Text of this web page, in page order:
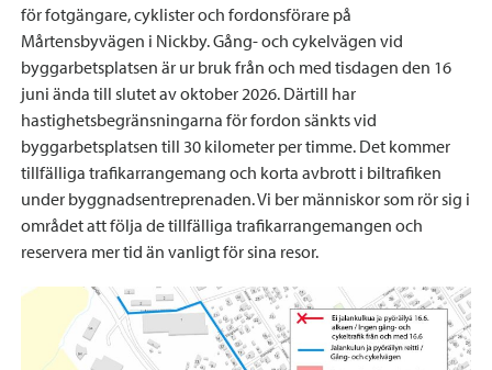
för fotgängare, cyklister och fordonsförare på
Mårtensbyvägen i Nickby. Gång- och cykelvägen vid
byggarbetsplatsen är ur bruk från och med tisdagen den 16
juni ända till slutet av oktober 2026. Därtill har
hastighetsbegränsningarna för fordon sänkts vid
byggarbetsplatsen till 30 kilometer per timme. Det kommer
tillfälliga trafikarrangemang och korta avbrott i biltrafiken
under byggnadsentreprenaden. Vi ber människor som rör sig i
området att följa de tillfälliga trafikarrangemangen och
reservera mer tid än vanligt för sina resor.